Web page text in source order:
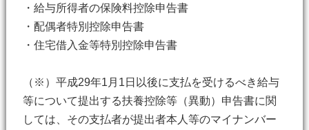
・給与所得者の保険料控除申告書
・配偶者特別控除申告書
・住宅借入金等特別控除申告書
（※）平成29年1月1日以後に支払を受けるべき給与
等について提出する扶養控除等（異動）申告書に関
しては、その支払者が提出者本人等のマイナンバー